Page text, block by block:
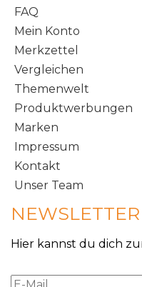
FAQ
Mein Konto
Merkzettel
Vergleichen
Themenwelt
Produktwerbungen
Marken
Impressum
Kontakt
Unser Team
NEWSLETTER
Hier kannst du dich